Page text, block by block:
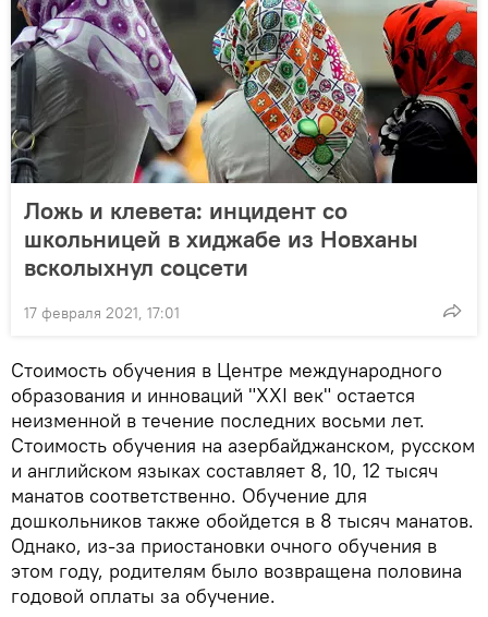
Ложь и клевета: инцидент со
школьницей в хиджабе из Новханы
всколыхнул соцсети
17 февраля 2021, 17:01
Стоимость обучения в Центре международного
образования и инноваций "XXI век" остается
неизменной в течение последних восьми лет.
Стоимость обучения на азербайджанском, русском
и английском языках составляет 8, 10, 12 тысяч
манатов соответственно. Обучение для
дошкольников также обойдется в 8 тысяч манатов.
Однако, из-за приостановки очного обучения в
этом году, родителям было возвращена половина
годовой оплаты за обучение.